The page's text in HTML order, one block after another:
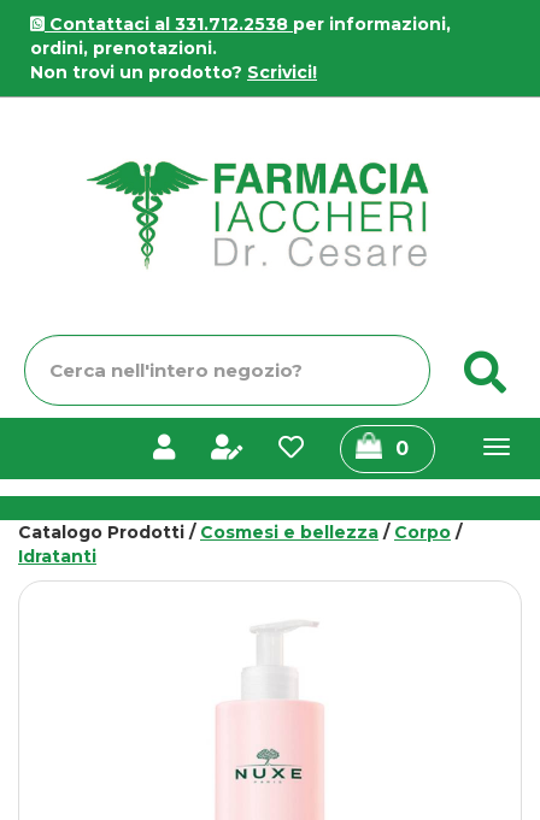
Passa
contenuto
principale
Contattaci al 331.712.2538 per informazioni,
ordini, prenotazioni.
Non trovi un prodotto? Scrivici!
Cerca
Prodotto
0prodotti
inseriti
Catalogo Prodotti / Cosmesi e bellezza / Corpo /
Idratanti